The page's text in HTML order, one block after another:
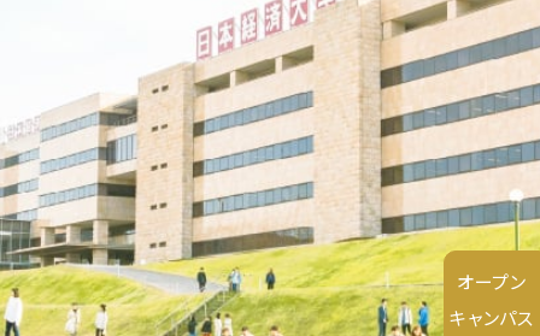
オープン
キャンパス